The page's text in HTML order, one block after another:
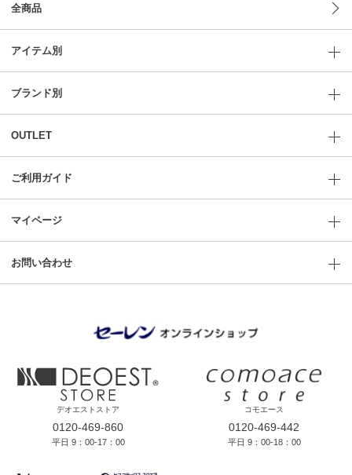
全商品
アイテム別
ブランド別
OUTLET
ご利用ガイド
マイページ
お問い合わせ
デオエストストア
0120-469-860
平日 9：00-17：00
コモエース
0120-469-442
平日 9：00-18：00